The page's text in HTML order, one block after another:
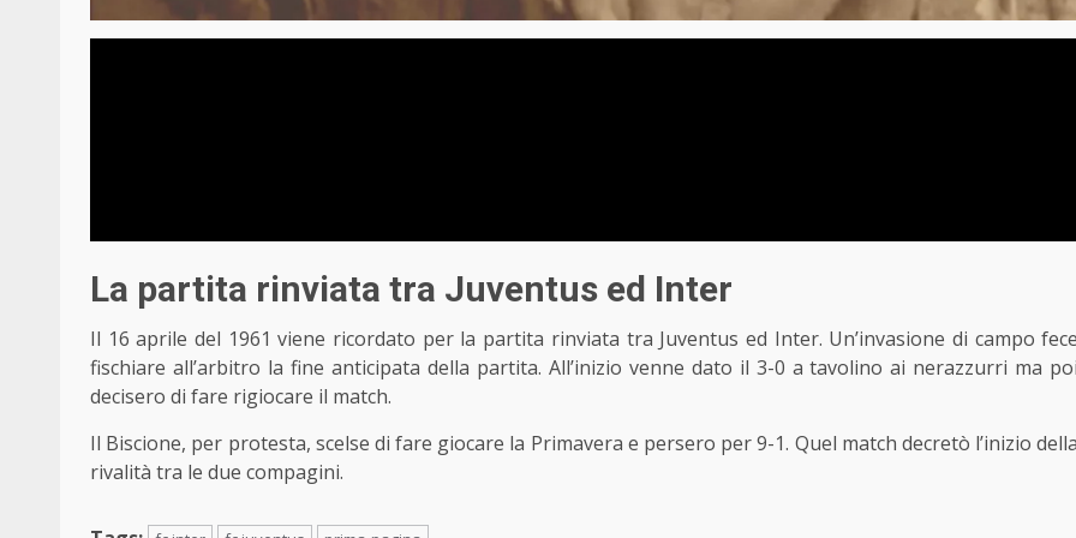
La partita rinviata tra Juventus ed Inter
Il 16 aprile del 1961 viene ricordato per la partita rinviata tra Juventus ed Inter. Un’invasione di campo fece
fischiare all’arbitro la fine anticipata della partita. All’inizio venne dato il 3-0 a tavolino ai nerazzurri ma poi
decisero di fare rigiocare il match.
Il Biscione, per protesta, scelse di fare giocare la Primavera e persero per 9-1. Quel match decretò l’inizio della
rivalità tra le due compagini.